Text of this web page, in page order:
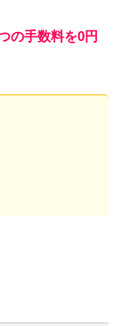
の手数料を0円